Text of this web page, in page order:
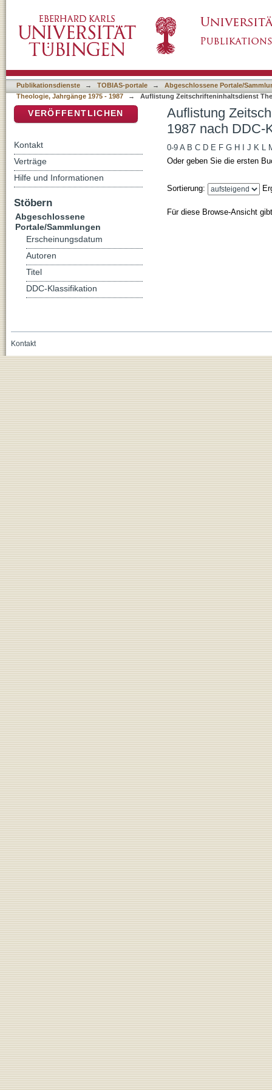
Publikationsdienste → TOBIAS-portale →
Abgeschlossene Portale/
Theologie, Jahrgänge 1975 - 1987
→ Auflistung Zeitschrifteninhaltsdienst
Auflistung
1987 nach DDC-
0-9 A B C D E F G H J K L
Oder geben Sie die ersten
Sortierung:
Für diese Browse-Ansicht
VERÖFFENTLICHEN
Kontakt
Verträge
Hilfe und Informationen
Stöbern
Abgeschlossene
Portale/Sammlungen
Erscheinungsdatum
Autoren
Titel
DDC-Klassifikation
Kontakt